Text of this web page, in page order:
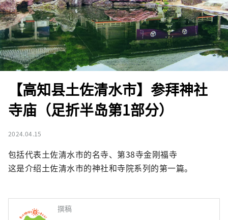
【高知县土佐清水市】参拜神社
寺庙（足折半岛第1部分）
2024.04.15
包括代表土佐清水市的名寺、第38寺金刚福寺
这是介绍土佐清水市的神社和寺院系列的第一篇。
撰稿